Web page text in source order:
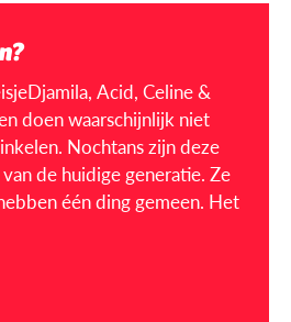
Acid, Celine &
doen waarschijnlijk niet
Nochtans zijn deze
de huidige generatie. Ze
één ding gemeen. Het